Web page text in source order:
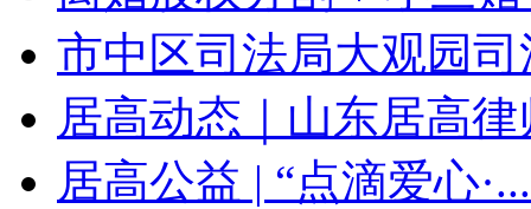
市中区司法局大观园司
居高动态｜山东居高
居高公益 | “点滴爱心·...